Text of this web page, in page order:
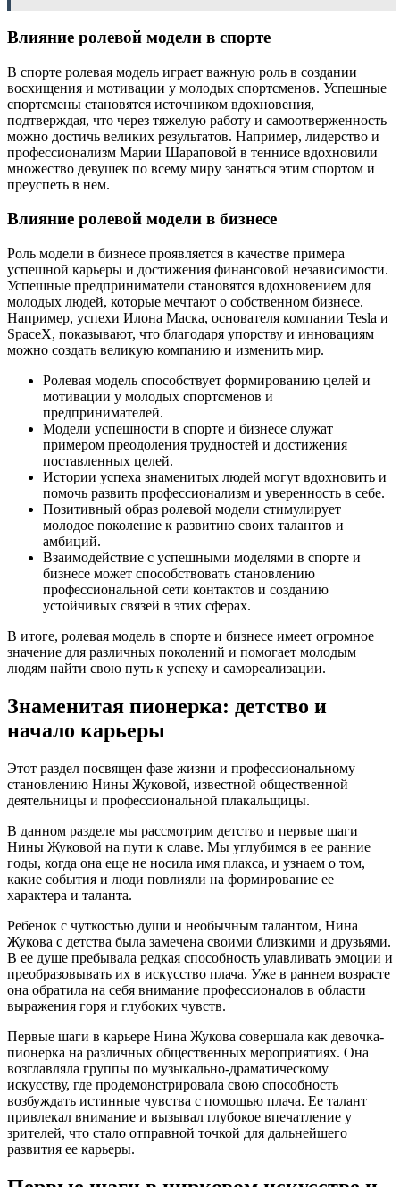
Влияние ролевой модели в спорте
В спорте ролевая модель играет важную роль в создании
восхищения и мотивации у молодых спортсменов. Успешные
спортсмены становятся источником вдохновения,
подтверждая, что через тяжелую работу и самоотверженность
можно достичь великих результатов. Например, лидерство и
профессионализм Марии Шараповой в теннисе вдохновили
множество девушек по всему миру заняться этим спортом и
преуспеть в нем.
Влияние ролевой модели в бизнесе
Роль модели в бизнесе проявляется в качестве примера
успешной карьеры и достижения финансовой независимости.
Успешные предприниматели становятся вдохновением для
молодых людей, которые мечтают о собственном бизнесе.
Например, успехи Илона Маска, основателя компании Tesla и
SpaceX, показывают, что благодаря упорству и инновациям
можно создать великую компанию и изменить мир.
Ролевая модель способствует формированию целей и
мотивации у молодых спортсменов и
предпринимателей.
Модели успешности в спорте и бизнесе служат
примером преодоления трудностей и достижения
поставленных целей.
Истории успеха знаменитых людей могут вдохновить и
помочь развить профессионализм и уверенность в себе.
Позитивный образ ролевой модели стимулирует
молодое поколение к развитию своих талантов и
амбиций.
Взаимодействие с успешными моделями в спорте и
бизнесе может способствовать становлению
профессиональной сети контактов и созданию
устойчивых связей в этих сферах.
В итоге, ролевая модель в спорте и бизнесе имеет огромное
значение для различных поколений и помогает молодым
людям найти свою путь к успеху и самореализации.
Знаменитая пионерка: детство и
начало карьеры
Этот раздел посвящен фазе жизни и профессиональному
становлению Нины Жуковой, известной общественной
деятельницы и профессиональной плакальщицы.
В данном разделе мы рассмотрим детство и первые шаги
Нины Жуковой на пути к славе. Мы углубимся в ее ранние
годы, когда она еще не носила имя плакса, и узнаем о том,
какие события и люди повлияли на формирование ее
характера и таланта.
Ребенок с чуткостью души и необычным талантом, Нина
Жукова с детства была замечена своими близкими и друзьями.
В ее душе пребывала редкая способность улавливать эмоции и
преобразовывать их в искусство плача. Уже в раннем возрасте
она обратила на себя внимание профессионалов в области
выражения горя и глубоких чувств.
Первые шаги в карьере Нина Жукова совершала как девочка-
пионерка на различных общественных мероприятиях. Она
возглавляла группы по музыкально-драматическому
искусству, где продемонстрировала свою способность
возбуждать истинные чувства с помощью плача. Ее талант
привлекал внимание и вызывал глубокое впечатление у
зрителей, что стало отправной точкой для дальнейшего
развития ее карьеры.